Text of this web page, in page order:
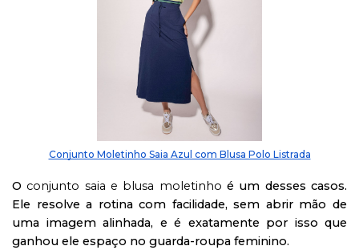
Conjunto Moletinho Saia Azul com Blusa Polo Listrada
O conjunto saia e blusa moletinho é um desses casos.
Ele resolve a rotina com facilidade, sem abrir mão de
uma imagem alinhada, e é exatamente por isso que
ganhou ele espaço no guarda-roupa feminino.